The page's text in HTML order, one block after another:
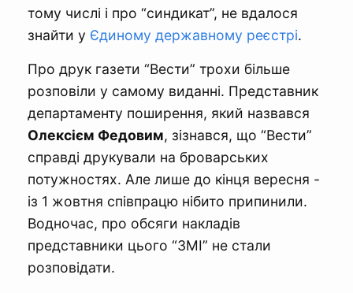
тому числі і про “синдикат”, не вдалося
знайти у Єдиному державному реєстрі.
Про друк газети “Вести” трохи більше
розповіли у самому виданні. Представник
департаменту поширення, який назвався
Олексієм Федовим, зізнався, що “Вести”
справді друкували на броварських
потужностях. Але лише до кінця вересня -
із 1 жовтня співпрацю нібито припинили.
Водночас, про обсяги накладів
представники цього “ЗМІ” не стали
розповідати.